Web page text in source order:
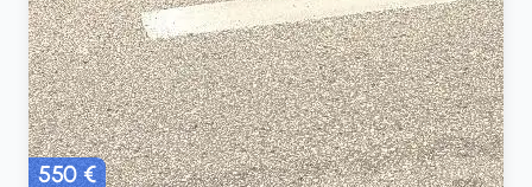
550 €